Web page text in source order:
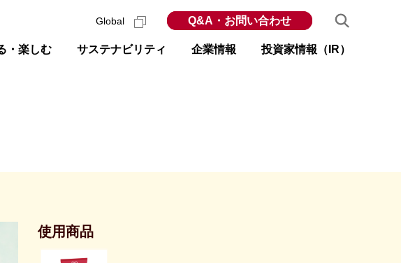
・楽しむ サステナビリティ 企業情報 投資家情報（IR）
Global Q&A・お問い合わせ
使用商品